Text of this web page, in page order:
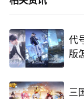
代
版
三